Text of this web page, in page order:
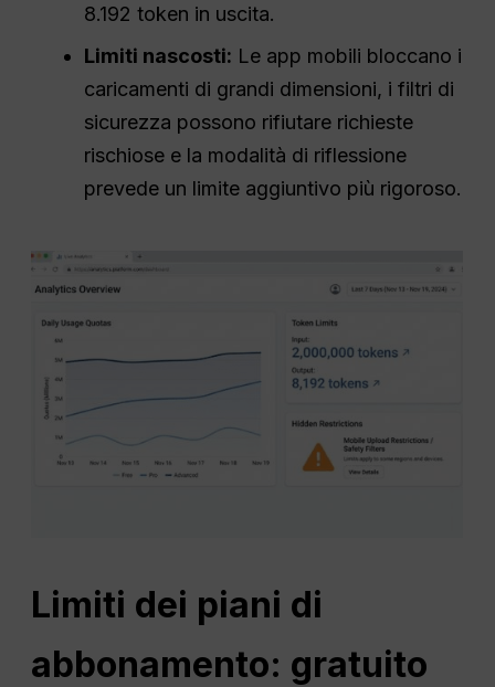
8.192 token in uscita.
Limiti nascosti: Le app mobili bloccano i
caricamenti di grandi dimensioni, i filtri di
sicurezza possono rifiutare richieste
rischiose e la modalità di riflessione
prevede un limite aggiuntivo più rigoroso.
Limiti dei piani di
abbonamento: gratuito